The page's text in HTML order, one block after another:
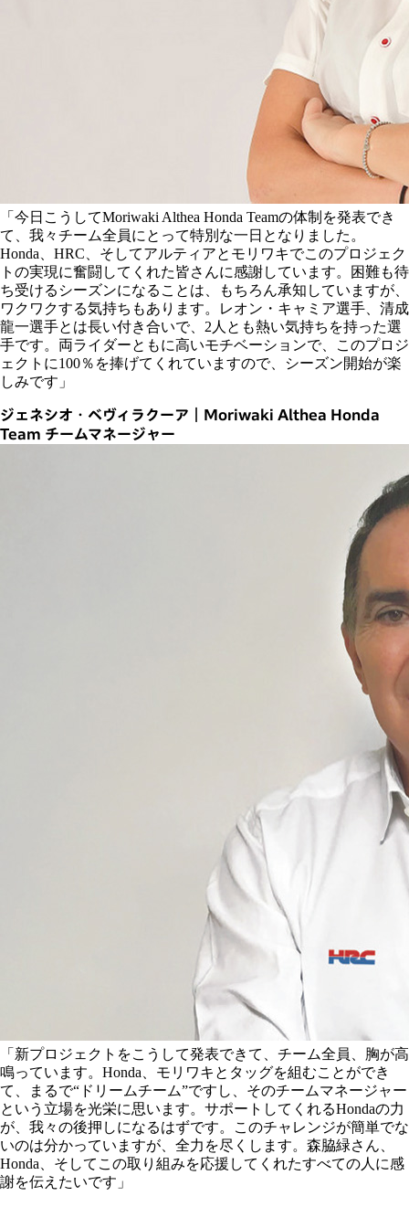
「今日こうしてMoriwaki Althea Honda Teamの体制を発表でき
て、我々チーム全員にとって特別な一日となりました。
Honda、HRC、そしてアルティアとモリワキでこのプロジェク
トの実現に奮闘してくれた皆さんに感謝しています。困難も待
ち受けるシーズンになることは、もちろん承知していますが、
ワクワクする気持ちもあります。レオン・キャミア選手、清成
龍一選手とは長い付き合いで、2人とも熱い気持ちを持った選
手です。両ライダーともに高いモチベーションで、このプロジ
ェクトに100％を捧げてくれていますので、シーズン開始が楽
しみです」
ジェネシオ・ベヴィラクーア｜Moriwaki Althea Honda
Team チームマネージャー
「新プロジェクトをこうして発表できて、チーム全員、胸が高
鳴っています。Honda、モリワキとタッグを組むことができ
て、まるで“ドリームチーム”ですし、そのチームマネージャー
という立場を光栄に思います。サポートしてくれるHondaの力
が、我々の後押しになるはずです。このチャレンジが簡単でな
いのは分かっていますが、全力を尽くします。森脇緑さん、
Honda、そしてこの取り組みを応援してくれたすべての人に感
謝を伝えたいです」